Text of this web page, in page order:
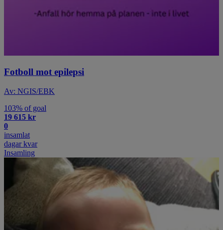
Fotboll mot epilepsi
Av: NGIS/EBK
103% of goal
19 615 kr
0
insamlat
dagar kvar
Insamling